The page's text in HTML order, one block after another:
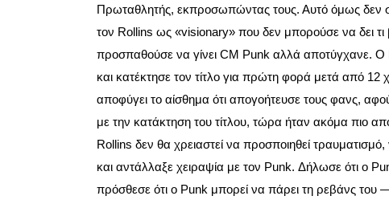
Πρωταθλητής, εκπροσωπώντας τους. Αυτό όμως δεν
τον Rollins ως «visionary» που δεν μπορούσε να δει
προσπαθούσε να γίνει CM Punk αλλά αποτύγχανε.
και κατέκτησε τον τίτλο για πρώτη φορά μετά από
αποφύγει το αίσθημα ότι απογοήτευσε τους φανς,
με την κατάκτηση του τίτλου, τώρα ήταν ακόμα πιο
Rollins δεν θα χρειαστεί να προσποιηθεί
και αντάλλαξε χειραψία με τον Punk. Δήλωσε ότι ο
πρόσθεσε ότι ο Punk μπορεί να πάρει τη ρεβάνς του